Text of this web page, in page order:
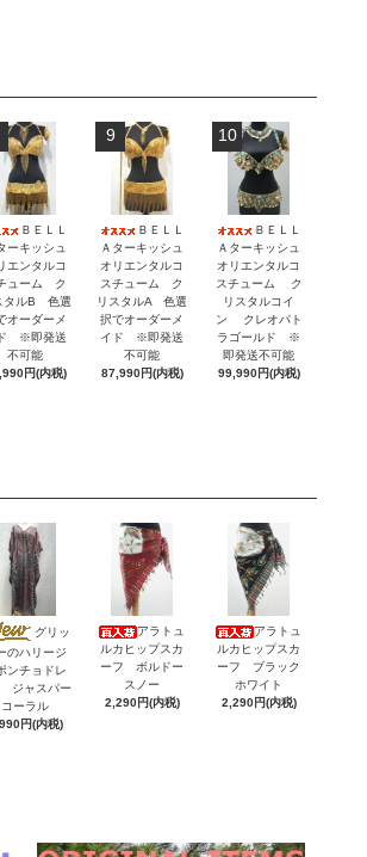
ＢＥＬＬ
ーキッシュ
エンタルコ
ューム ク
タルB 色選
オーダーメ
※即発送
不可能
円(内税)
9
ＢＥＬＬ
Ａターキッシュ
オリエンタルコ
スチューム ク
リスタルA 色選
択でオーダーメ
イド ※即発送
不可能
87,990円(内税)
10
ＢＥＬＬ
Ａターキッシュ
オリエンタルコ
スチューム ク
リスタルコイ
ン クレオパト
ラゴールド ※
即発送不可能
99,990円(内税)
グリッ
のハリージ
ンチョドレ
ジャスパー
コーラル
円(内税)
アラトュ
ルカヒップスカ
ーフ ボルドー
スノー
2,290円(内税)
アラトュ
ルカヒップスカ
ーフ ブラック
ホワイト
2,290円(内税)